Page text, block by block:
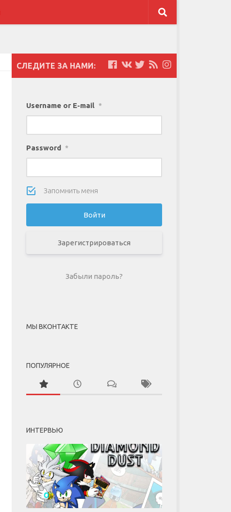
СЛЕДИТЕ ЗА НАМИ:
Username or E-mail *
Password *
Запомнить меня
Зарегистрироваться
Забыли пароль?
МЫ ВКОНТАКТЕ
ПОПУЛЯРНОЕ
ИНТЕРВЬЮ